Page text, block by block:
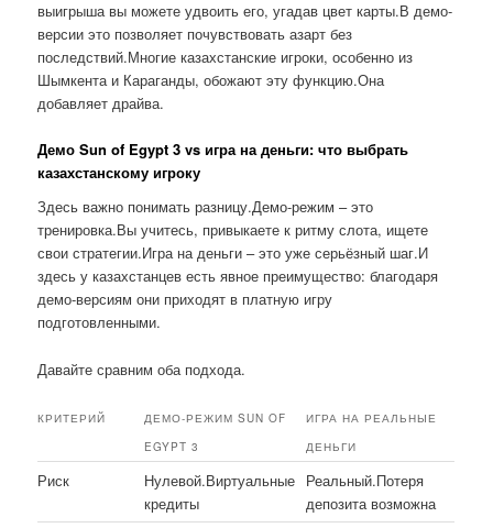
выигрыша вы можете удвоить его, угадав цвет карты.В демо-
версии это позволяет почувствовать азарт без
последствий.Многие казахстанские игроки, особенно из
Шымкента и Караганды, обожают эту функцию.Она
добавляет драйва.
Демо Sun of Egypt 3 vs игра на деньги: что выбрать
казахстанскому игроку
Здесь важно понимать разницу.Демо-режим – это
тренировка.Вы учитесь, привыкаете к ритму слота, ищете
свои стратегии.Игра на деньги – это уже серьёзный шаг.И
здесь у казахстанцев есть явное преимущество: благодаря
демо-версиям они приходят в платную игру
подготовленными.
Давайте сравним оба подхода.
КРИТЕРИЙ
ДЕМО-РЕЖИМ SUN OF
EGYPT 3
ИГРА НА РЕАЛЬНЫЕ
ДЕНЬГИ
Риск
Нулевой.Виртуальные
кредиты
Реальный.Потеря
депозита возможна